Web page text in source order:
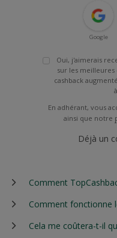
Google
Oui, j'aimerais
sur les meilleures
cashback
En adhérant, vous
ainsi que notre
Déjà un
Comment
Comment fonctionne
Cela me coûtera-t-il